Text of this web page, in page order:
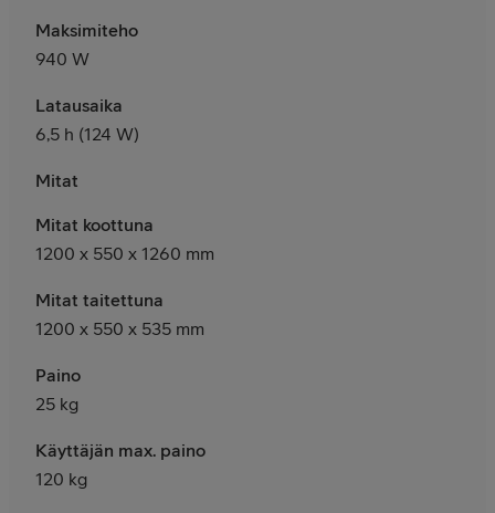
Maksimiteho
940 W
Latausaika
6,5 h (124 W)
Mitat
Mitat koottuna
1200 x 550 x 1260 mm
Mitat taitettuna
1200 x 550 x 535 mm
Paino
25 kg
Käyttäjän max. paino
120 kg